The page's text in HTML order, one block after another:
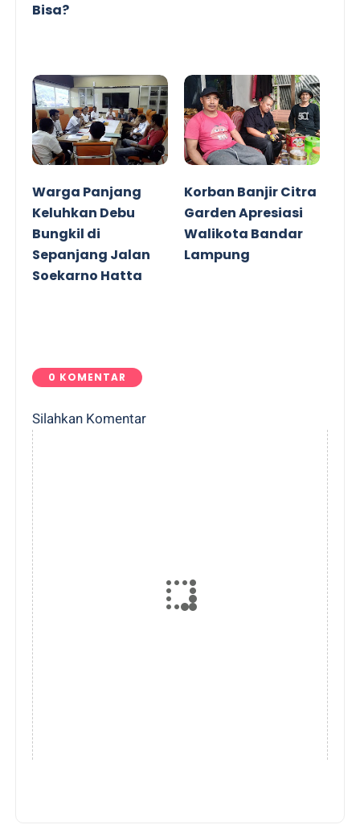
Bisa?
Warga Panjang
Keluhkan Debu
Bungkil di
Sepanjang Jalan
Soekarno Hatta
Korban Banjir Citra
Garden Apresiasi
Walikota Bandar
Lampung
0 KOMENTAR
Silahkan Komentar